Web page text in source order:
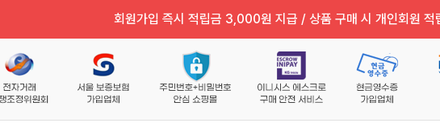
회원가입 즉시 적립금 3,000원 지급 / 상품 구매 시 개인회원